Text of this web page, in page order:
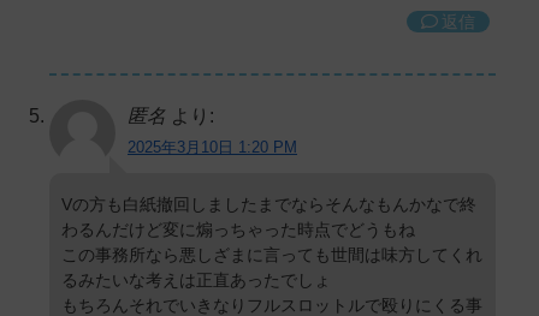
返信
匿名 より:
2025年3月10日 1:20 PM
Vの方も白紙撤回しましたまでならそんなもんかなで終
わるんだけど変に煽っちゃった時点でどうもね
この事務所なら悪しざまに言っても世間は味方してくれ
るみたいな考えは正直あったでしょ
もちろんそれでいきなりフルスロットルで殴りにくる事